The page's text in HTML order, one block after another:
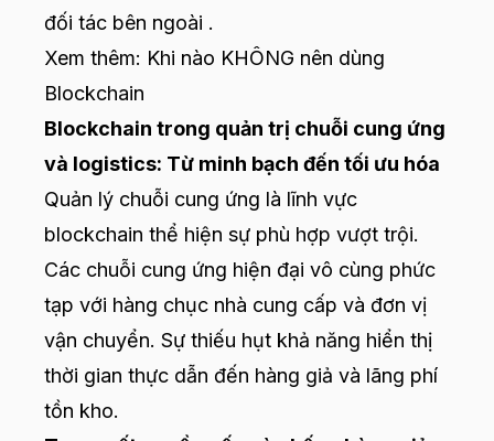
đối tác bên ngoài .
Xem thêm: Khi nào KHÔNG nên dùng
Blockchain
Blockchain trong quản trị chuỗi cung ứng
và logistics: Từ minh bạch đến tối ưu hóa
Quản lý chuỗi cung ứng là lĩnh vực
blockchain thể hiện sự phù hợp vượt trội.
Các chuỗi cung ứng hiện đại vô cùng phức
tạp với hàng chục nhà cung cấp và đơn vị
vận chuyển. Sự thiếu hụt khả năng hiển thị
thời gian thực dẫn đến hàng giả và lãng phí
tồn kho.